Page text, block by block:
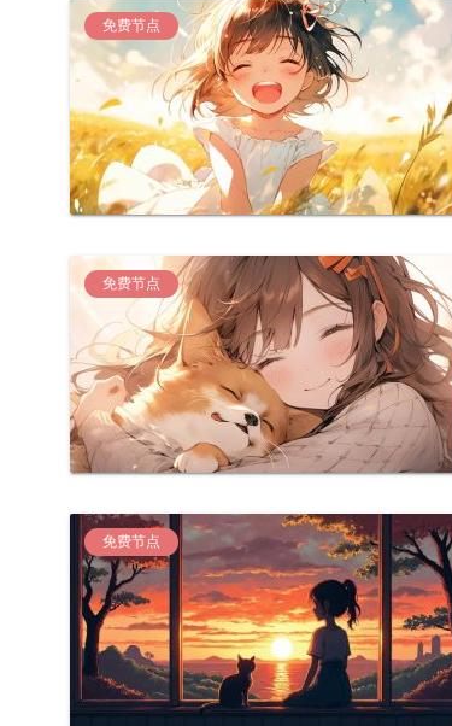
免费节点
免费节点
免费节点